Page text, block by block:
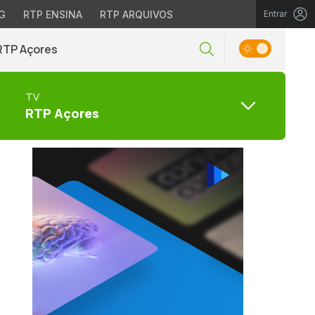
RTP ENSINA RTP ARQUIVOS Entrar
Açores
TV
RTP Açores